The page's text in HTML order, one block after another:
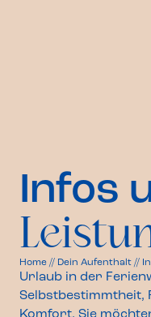
Infos
Home // Dein Aufenthalt //
Urlaub in der
Selbstbestimmtheit,
Komfort. Sie